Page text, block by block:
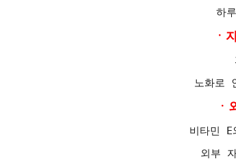
하
ㆍ
노화로
비타민
외부